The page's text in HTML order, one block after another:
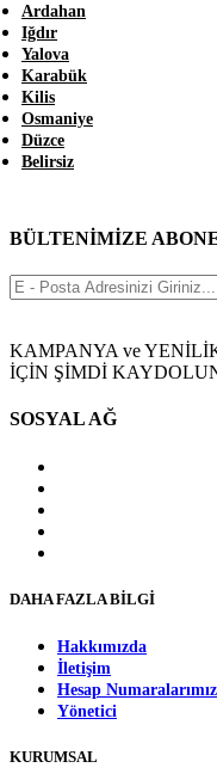
Ardahan
Iğdır
Yalova
Karabük
Kilis
Osmaniye
Düzce
Belirsiz
BÜLTENİMİZE
KAMPANYA ve
İÇİN ŞİMDİ
SOSYAL AĞ
DAHA FAZLA BİLGİ
Hakkımızda
İletişim
Hesap Numaralarımız
Yönetici
KURUMSAL